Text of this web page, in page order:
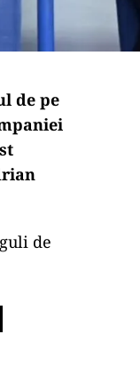
de pe
de